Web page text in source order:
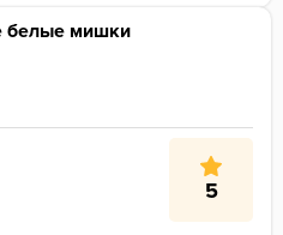
белые мишки
5